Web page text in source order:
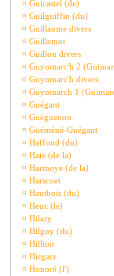
¤ Guicastel (de)
¤ Guilguiffin (du)
¤ Guillaume divers
¤ Guillemot
¤ Guillou divers
¤ Guyomarc'h 2
¤ Guyomarc'h divers
¤ Guyomarch 1
¤ Guégant
¤ Guéguenou
¤ Guéméné-Guégant
¤ Haffond (du)
¤ Haie (de la)
¤ Harmoye (de la)
¤ Harscoet
¤ Hautbois (du)
¤ Heuc (le)
¤ Hilary
¤ Hilguy (du)
¤ Hillion
¤ Hirgarz
¤ Honoré (l')